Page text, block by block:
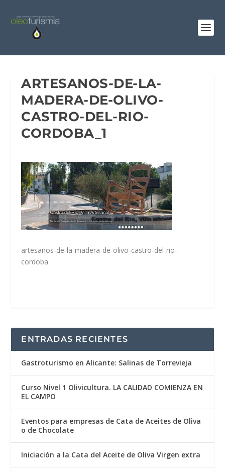
ARTESANOS-DE-LA-
MADERA-DE-OLIVO-
CASTRO-DEL-RIO-
CORDOBA_1
artesanos-de-la-madera-de-olivo-castro-del-rio-
cordoba
ENTRADAS RECIENTES
Gastroturismo en Alicante: Salinas de Torrevieja
Curso Nivel 1 Olivicultura. LA CALIDAD COMIENZA EN
EL CAMPO
Eventos para empresas de Cata de Aceites de Oliva
o de Chocolate
Iniciación a la Cata del Aceite de Oliva Virgen extra